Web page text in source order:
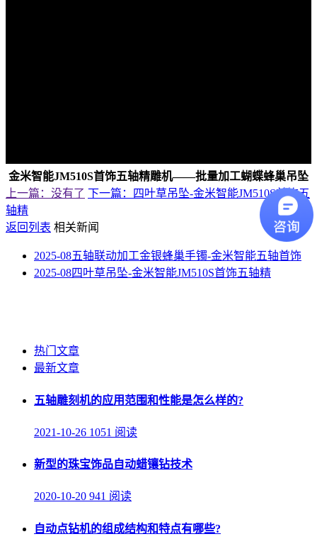
金米智能JM510S首饰五轴精雕机——批量加工蝴蝶蜂巢吊坠
上一篇：没有了 下一篇：四叶草吊坠-金米智能JM510S首饰五
轴精
返回列表 相关新闻
2025-08五轴联动加工金银蜂巢手镯-金米智能五轴首饰
2025-08四叶草吊坠-金米智能JM510S首饰五轴精
热门文章
最新文章
五轴雕刻机的应用范围和性能是怎么样的?
2021-10-26 1051 阅读
新型的珠宝饰品自动蜡镶钻技术
2020-10-20 941 阅读
自动点钻机的组成结构和特点有哪些?